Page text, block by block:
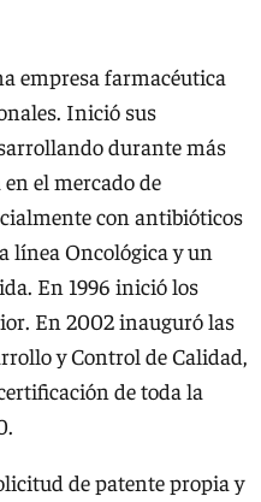
empresa farmacéutica
Inició sus
durante más
el mercado de
con antibióticos
línea Oncológica y un
En 1996 inició los
En 2002 inauguró las
y Control de Calidad,
de toda la
de patente propia y